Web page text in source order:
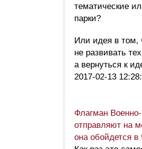
тематические
парки?
Или идея в том,
не развивать
а вернуться к
2017-02-13
Флагман
отправляют на
она обойдется